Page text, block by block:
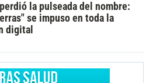
la pulseada del nombre:
se impuso en toda la
digital